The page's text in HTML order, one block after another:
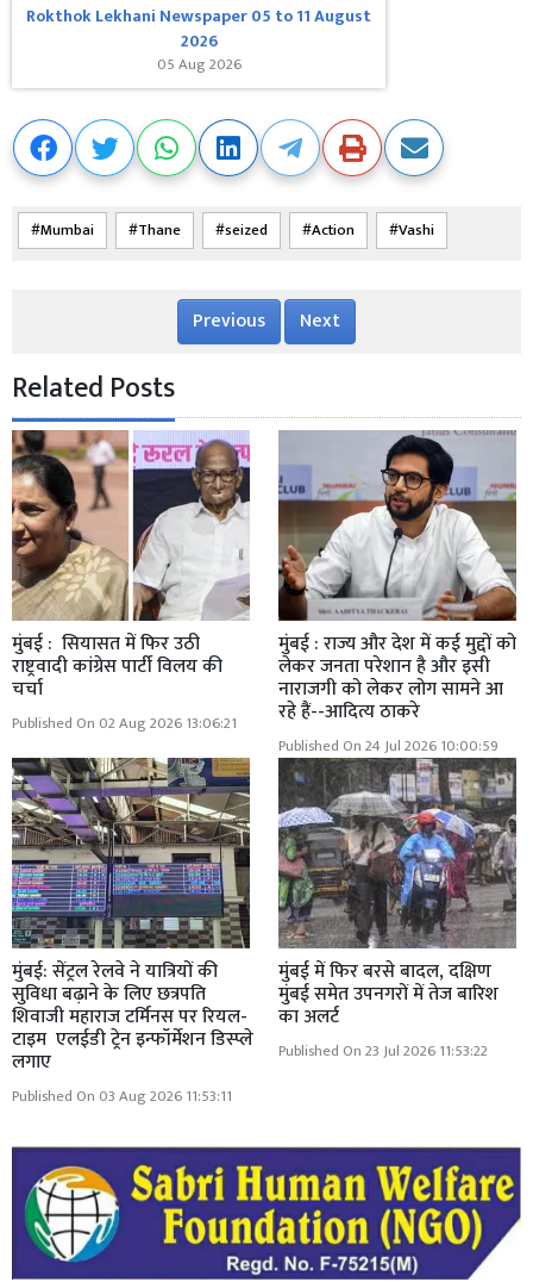
Rokthok Lekhani Newspaper 05 to 11 August
2026
05 Aug 2026
Mumbai Thane seized Action Vashi
Previous Next
Related Posts
मुंबई : सियासत में फिर उठी
राष्ट्रवादी कांग्रेस पार्टी विलय की
चर्चा
Published On 02 Aug 2026 13:06:21
मुंबई : राज्य और देश में कई मुद्दों को
लेकर जनता परेशान है और इसी
नाराजगी को लेकर लोग सामने आ
रहे हैं--आदित्य ठाकरे
Published On 24 Jul 2026 10:00:59
मुंबई: सेंट्रल रेलवे ने यात्रियों की
सुविधा बढ़ाने के लिए छत्रपति
शिवाजी महाराज टर्मिनस पर रियल-
टाइम एलईडी ट्रेन इन्फॉर्मेशन डिस्प्ले
लगाए
Published On 03 Aug 2026 11:53:11
मुंबई में फिर बरसे बादल, दक्षिण
मुंबई समेत उपनगरों में तेज बारिश
का अलर्ट
Published On 23 Jul 2026 11:53:22